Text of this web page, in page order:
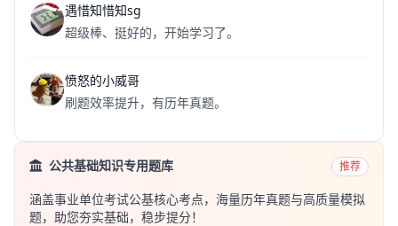
遇惜知惜知sg
超级棒、挺好的，开始学习了。
愤怒的小威哥
刷题效率提升，有历年真题。
公共基础知识专用题库 推荐
涵盖事业单位考试公基核心考点，海量历年真题与高质量模拟
题，助您夯实基础，稳步提分！